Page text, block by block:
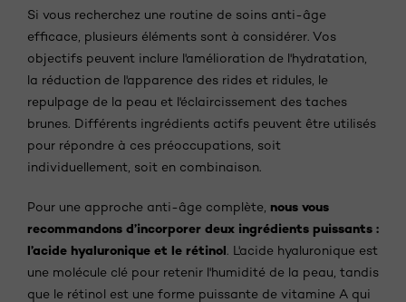
Si vous recherchez une routine de soins anti-âge
efficace, plusieurs éléments sont à considérer. Vos
objectifs peuvent inclure l'amélioration de l'hydratation,
la réduction de l'apparence des rides et ridules, le
repulpage de la peau et l'éclaircissement des taches
brunes. Différents ingrédients actifs peuvent être utilisés
pour répondre à ces préoccupations, soit
individuellement, soit en combinaison.
Pour une approche anti-âge complète, nous vous
recommandons d’incorporer deux ingrédients puissants :
l’acide hyaluronique et le rétinol . L'acide hyaluronique est
une molécule clé pour retenir l'humidité de la peau, tandis
que le rétinol est une forme puissante de vitamine A qui